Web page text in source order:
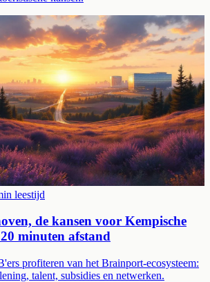
leestijd
de kansen voor Kempische
minuten afstand
profiteren van het Brainport-ecosysteem:
talent, subsidies en netwerken.